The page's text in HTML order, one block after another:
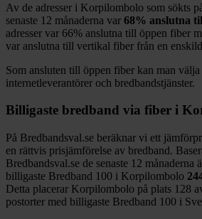
Av de adresser i Korpilombolo som sökts
senaste 12 månaderna var 68% anslutna
adresser var 66% anslutna till öppen fiber
var anslutna till vertikal fiber från en
Som ansluten till öppen fiber kan man
internetleverantörer och bredbandstjänster.
Billigaste bredband via fiber i
På Bredbandsval.se beräknar vi ett
en rättvis prisjämförelse av bredband.
Bredbandsval.se de senaste 12 månaderna
billigaste Bredband 100 i Korpilombolo
Detta placerar Korpilombolo på plats 128
postorter med billigaste Bredband 100 i